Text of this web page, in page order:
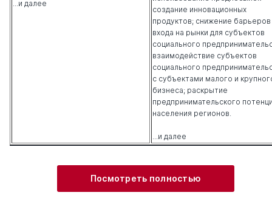
...и далее
создание инновационных
продуктов; снижение барьеров
входа на рынки для субъектов
социального
взаимодействие субъектов
социального
с субъектами малого и
бизнеса; раскрытие
предпринимательского
населения регионов.
...и далее
Посмотреть полностью